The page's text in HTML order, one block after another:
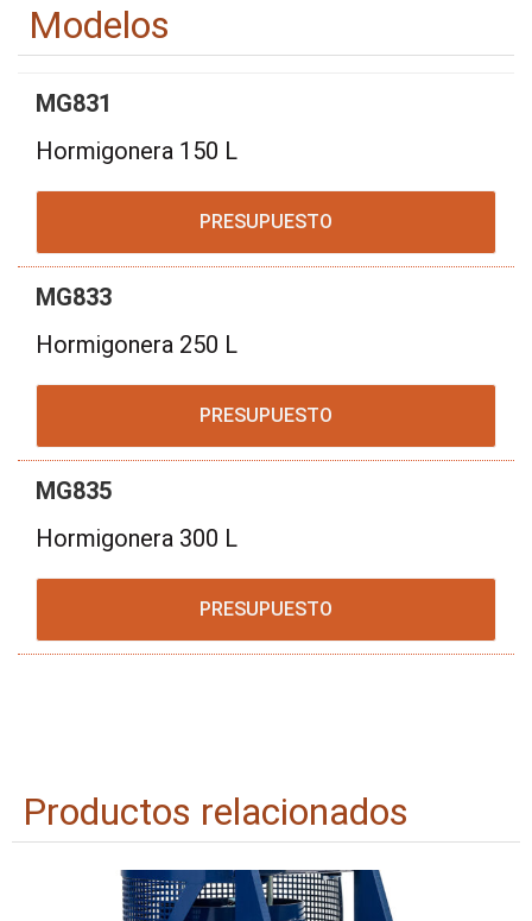
Modelos
MG831
Hormigonera 150 L
PRESUPUESTO
MG833
Hormigonera 250 L
PRESUPUESTO
MG835
Hormigonera 300 L
PRESUPUESTO
Productos relacionados